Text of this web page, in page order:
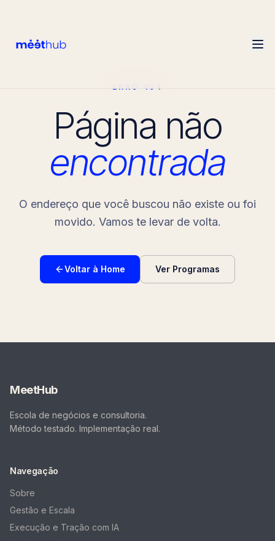
ERRO 404
Página não
encontrada
O endereço que você buscou não existe ou foi
movido. Vamos te levar de volta.
Voltar à Home Ver Programas
MeetHub
Escola de negócios e consultoria.
Método testado. Implementação real.
Navegação
Sobre
Gestão e Escala
Execução e Tração com IA